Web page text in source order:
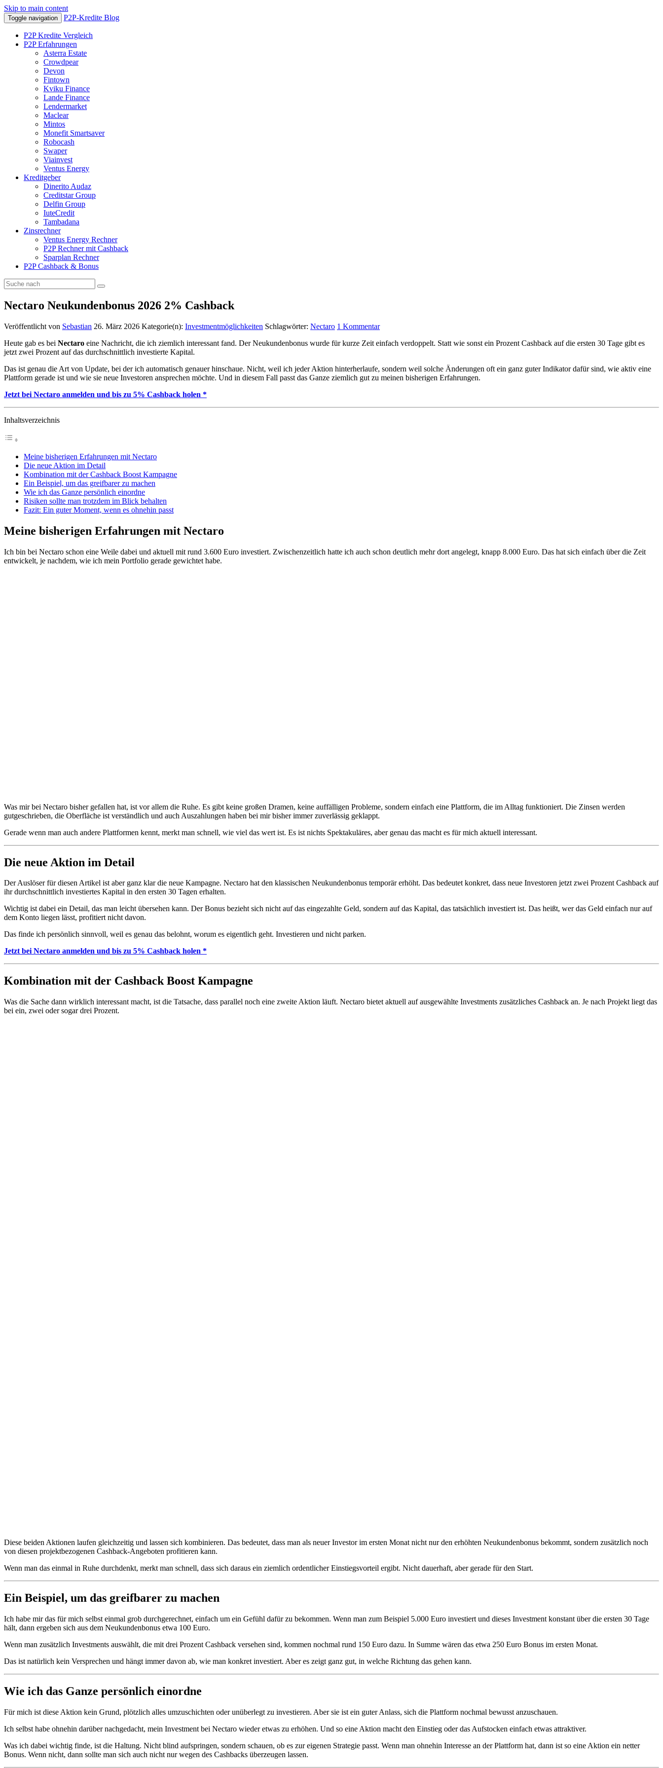
Skip to main content
Toggle navigation P2P-Kredite Blog
P2P Kredite Vergleich
P2P Erfahrungen
Asterra Estate
Crowdpear
Devon
Fintown
Kviku Finance
Lande Finance
Lendermarket
Maclear
Mintos
Monefit Smartsaver
Robocash
Swaper
Viainvest
Ventus Energy
Kreditgeber
Dinerito Audaz
Creditstar Group
Delfin Group
IuteCredit
Tambadana
Zinsrechner
Ventus Energy Rechner
P2P Rechner mit Cashback
Sparplan Rechner
P2P Cashback & Bonus
Nectaro Neukundenbonus 2026 2% Cashback
Veröffentlicht von Sebastian 26. März 2026 Kategorie(n): Investmentmöglichkeiten Schlagwörter: Nectaro 1 Kommentar
Heute gab es bei Nectaro eine Nachricht, die ich ziemlich interessant fand. Der Neukundenbonus wurde für kurze Zeit einfach verdoppelt. Statt wie sonst ein Prozent Cashback auf die ersten 30 Tage gibt es
jetzt zwei Prozent auf das durchschnittlich investierte Kapital.
Das ist genau die Art von Update, bei der ich automatisch genauer hinschaue. Nicht, weil ich jeder Aktion hinterherlaufe, sondern weil solche Änderungen oft ein ganz guter Indikator dafür sind, wie aktiv eine
Plattform gerade ist und wie sie neue Investoren ansprechen möchte. Und in diesem Fall passt das Ganze ziemlich gut zu meinen bisherigen Erfahrungen.
Jetzt bei Nectaro anmelden und bis zu 5% Cashback holen *
Inhaltsverzeichnis
Meine bisherigen Erfahrungen mit Nectaro
Die neue Aktion im Detail
Kombination mit der Cashback Boost Kampagne
Ein Beispiel, um das greifbarer zu machen
Wie ich das Ganze persönlich einordne
Risiken sollte man trotzdem im Blick behalten
Fazit: Ein guter Moment, wenn es ohnehin passt
Meine bisherigen Erfahrungen mit Nectaro
Ich bin bei Nectaro schon eine Weile dabei und aktuell mit rund 3.600 Euro investiert. Zwischenzeitlich hatte ich auch schon deutlich mehr dort angelegt, knapp 8.000 Euro. Das hat sich einfach über die Zeit
entwickelt, je nachdem, wie ich mein Portfolio gerade gewichtet habe.
Was mir bei Nectaro bisher gefallen hat, ist vor allem die Ruhe. Es gibt keine großen Dramen, keine auffälligen Probleme, sondern einfach eine Plattform, die im Alltag funktioniert. Die Zinsen werden
gutgeschrieben, die Oberfläche ist verständlich und auch Auszahlungen haben bei mir bisher immer zuverlässig geklappt.
Gerade wenn man auch andere Plattformen kennt, merkt man schnell, wie viel das wert ist. Es ist nichts Spektakuläres, aber genau das macht es für mich aktuell interessant.
Die neue Aktion im Detail
Der Auslöser für diesen Artikel ist aber ganz klar die neue Kampagne. Nectaro hat den klassischen Neukundenbonus temporär erhöht. Das bedeutet konkret, dass neue Investoren jetzt zwei Prozent Cashback auf
ihr durchschnittlich investiertes Kapital in den ersten 30 Tagen erhalten.
Wichtig ist dabei ein Detail, das man leicht übersehen kann. Der Bonus bezieht sich nicht auf das eingezahlte Geld, sondern auf das Kapital, das tatsächlich investiert ist. Das heißt, wer das Geld einfach nur auf
dem Konto liegen lässt, profitiert nicht davon.
Das finde ich persönlich sinnvoll, weil es genau das belohnt, worum es eigentlich geht. Investieren und nicht parken.
Jetzt bei Nectaro anmelden und bis zu 5% Cashback holen *
Kombination mit der Cashback Boost Kampagne
Was die Sache dann wirklich interessant macht, ist die Tatsache, dass parallel noch eine zweite Aktion läuft. Nectaro bietet aktuell auf ausgewählte Investments zusätzliches Cashback an. Je nach Projekt liegt das
bei ein, zwei oder sogar drei Prozent.
Diese beiden Aktionen laufen gleichzeitig und lassen sich kombinieren. Das bedeutet, dass man als neuer Investor im ersten Monat nicht nur den erhöhten Neukundenbonus bekommt, sondern zusätzlich noch
von diesen projektbezogenen Cashback-Angeboten profitieren kann.
Wenn man das einmal in Ruhe durchdenkt, merkt man schnell, dass sich daraus ein ziemlich ordentlicher Einstiegsvorteil ergibt. Nicht dauerhaft, aber gerade für den Start.
Ein Beispiel, um das greifbarer zu machen
Ich habe mir das für mich selbst einmal grob durchgerechnet, einfach um ein Gefühl dafür zu bekommen. Wenn man zum Beispiel 5.000 Euro investiert und dieses Investment konstant über die ersten 30 Tage
hält, dann ergeben sich aus dem Neukundenbonus etwa 100 Euro.
Wenn man zusätzlich Investments auswählt, die mit drei Prozent Cashback versehen sind, kommen nochmal rund 150 Euro dazu. In Summe wären das etwa 250 Euro Bonus im ersten Monat.
Das ist natürlich kein Versprechen und hängt immer davon ab, wie man konkret investiert. Aber es zeigt ganz gut, in welche Richtung das gehen kann.
Wie ich das Ganze persönlich einordne
Für mich ist diese Aktion kein Grund, plötzlich alles umzuschichten oder unüberlegt zu investieren. Aber sie ist ein guter Anlass, sich die Plattform nochmal bewusst anzuschauen.
Ich selbst habe ohnehin darüber nachgedacht, mein Investment bei Nectaro wieder etwas zu erhöhen. Und so eine Aktion macht den Einstieg oder das Aufstocken einfach etwas attraktiver.
Was ich dabei wichtig finde, ist die Haltung. Nicht blind aufspringen, sondern schauen, ob es zur eigenen Strategie passt. Wenn man ohnehin Interesse an der Plattform hat, dann ist so eine Aktion ein netter
Bonus. Wenn nicht, dann sollte man sich auch nicht nur wegen des Cashbacks überzeugen lassen.